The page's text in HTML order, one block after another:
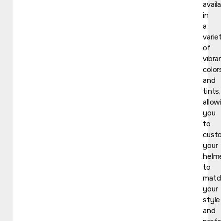
in
a
of
and
tints,
you
to
your
to
your
style
and